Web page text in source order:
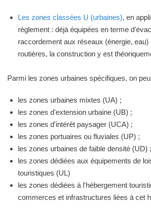
Les zones classées U (urbaines), en
règlement : déjà équipées en terme
raccordement aux réseaux (énergie,
routières, la construction y est
Parmi les zones urbaines spécifiques, on
les zones urbaines mixtes (UA) ;
les zones d'extension urbaine (UB) ;
les zones d'intérêt paysager (UCA) ;
les zones portuaires ou fluviales (UP) ;
les zones urbaines de faible densité (UD) ;
les zones dédiées aux équipements de
touristiques (UL)
les zones dédiées à l'hébergement
commerces et infrastructures liées à cet